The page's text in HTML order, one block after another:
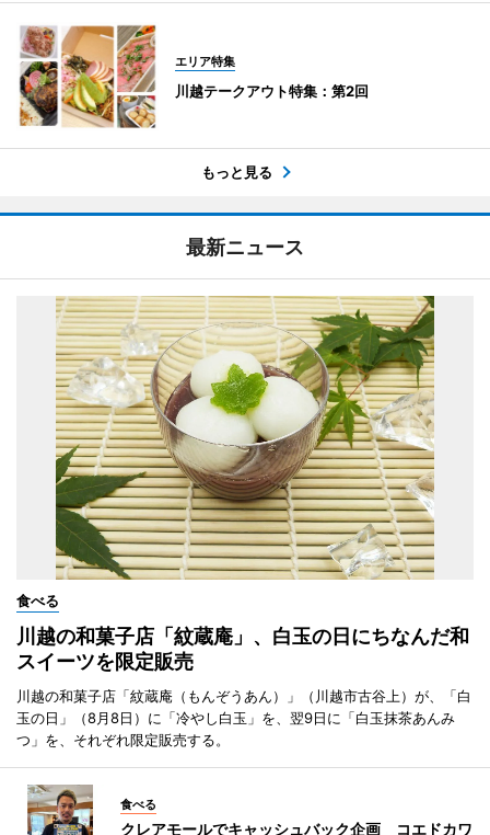
エリア特集
川越テークアウト特集：第2回
もっと見る
最新ニュース
食べる
川越の和菓子店「紋蔵庵」、白玉の日にちなんだ和
スイーツを限定販売
川越の和菓子店「紋蔵庵（もんぞうあん）」（川越市古谷上）が、「白
玉の日」（8月8日）に「冷やし白玉」を、翌9日に「白玉抹茶あんみ
つ」を、それぞれ限定販売する。
食べる
クレアモールでキャッシュバック企画 コエドカワ